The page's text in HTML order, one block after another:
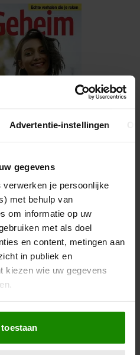
Advertentie-instellingen
gegevens
verwerken je persoonlijke
met behulp van
om informatie op uw
met als doel
en content, metingen aan
in publiek en
kiezen wie uw gegevens
ook graag:
uw geografische locatie,
kan zijn
ligt nu in de winkel
lezen
kopen